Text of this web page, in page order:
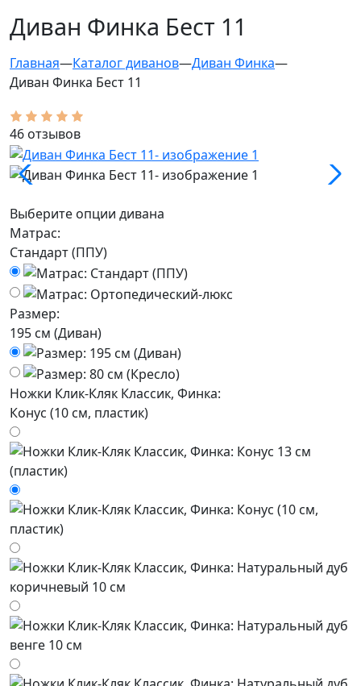
Диван Финка Бест 11
Главная—Каталог диванов—Диван Финка—
Диван Финка Бест 11
46 отзывов
Выберите опции дивана
Матрас:
Стандарт (ППУ)
Размер:
195 см (Диван)
Ножки Клик-Кляк Классик, Финка:
Конус (10 см, пластик)